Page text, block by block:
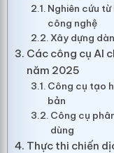
Nghiên cứu
công nghệ
Xây dựng
Các công cụ AI
năm 2025
Công cụ tạo
bản
Công cụ
dùng
Thực thi chiến